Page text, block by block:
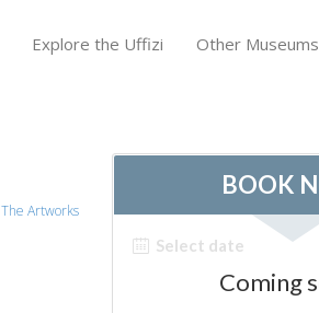
Explore the Uffizi Other Museums
The Artworks